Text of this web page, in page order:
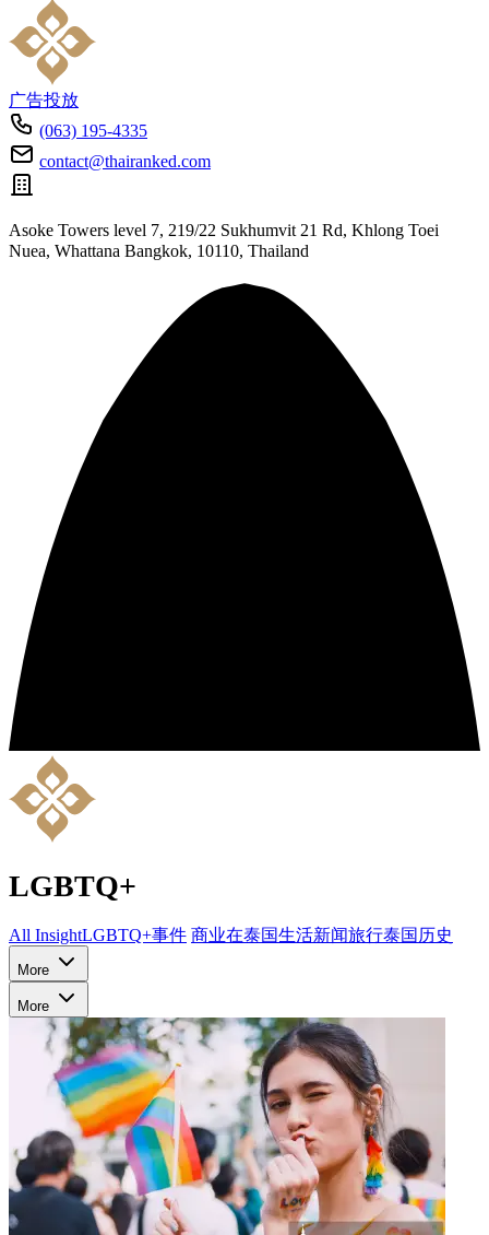
广告投放
(063) 195-4335
contact@thairanked.com
Asoke Towers level 7, 219/22 Sukhumvit 21 Rd, Khlong Toei
Nuea, Whattana Bangkok, 10110, Thailand
LGBTQ+
All InsightLGBTQ+事件 商业在泰国生活新闻旅行泰国历史
More
More